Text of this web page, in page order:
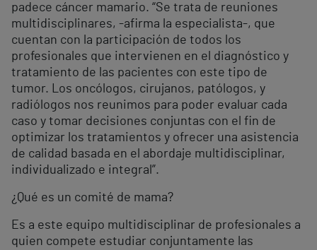
padece cáncer mamario. “Se trata de reuniones
multidisciplinares, -afirma la especialista-, que
cuentan con la participación de todos los
profesionales que intervienen en el diagnóstico y
tratamiento de las pacientes con este tipo de
tumor. Los oncólogos, cirujanos, patólogos, y
radiólogos nos reunimos para poder evaluar cada
caso y tomar decisiones conjuntas con el fin de
optimizar los tratamientos y ofrecer una asistencia
de calidad basada en el abordaje multidisciplinar,
individualizado e integral”.
¿Qué es un comité de mama?
Es a este equipo multidisciplinar de profesionales a
quien compete estudiar conjuntamente las